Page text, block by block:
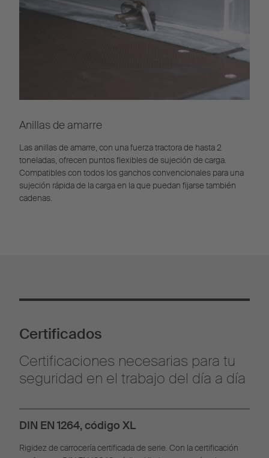
Anillas de amarre
Las anillas de amarre, con una fuerza tractora de hasta 2
toneladas, ofrecen puntos flexibles de sujeción de carga.
Compatibles con todos los ganchos convencionales para una
sujeción rápida de la carga en la que puedan fijarse también
cadenas.
Certificados
Certificaciones necesarias para tu
seguridad en el trabajo del día a día
DIN EN 1264, código XL
Rigidez de carrocería certificada de serie. Con la certificación